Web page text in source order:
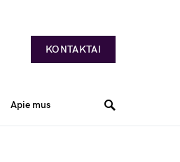
KONTAKTAI
Apie mus